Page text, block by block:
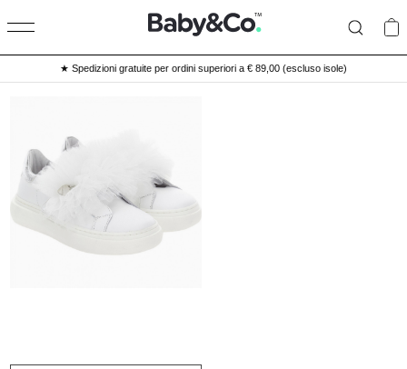
★ Spedizioni gratuite per ordini superiori a € 89,00 (escluso isole)